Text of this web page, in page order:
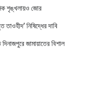
শৃঙ্খলায়ও জোর
তাওহীদ’ নিষিদ্ধের দাবি
জামায়াতের বিশাল